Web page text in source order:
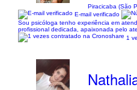
Piracicaba (São
E-mail verificado
Sou psicóloga tenho experiência em
profissional dedicada, apaixonada pelo
1